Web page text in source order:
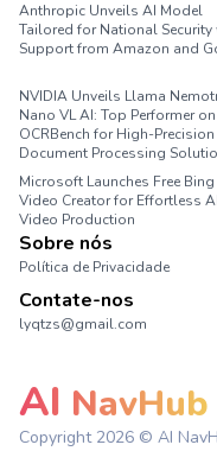
Anthropic Unveils AI Model
Tailored for National Security
Support from Amazon and
NVIDIA Unveils Llama
Nano VL AI: Top Performer on
OCRBench for High-Precision
Document Processing
Microsoft Launches Free Bing
Video Creator for Effortless AI
Video Production
Sobre nós
Política de Privacidade
Contate-nos
lyqtzs@gmail.com
AI NavHub
Copyright 2026 © AI